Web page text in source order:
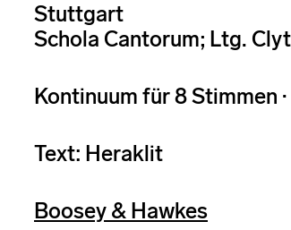
Stuttgart
Schola Cantorum; Ltg.
Kontinuum für 8 Stimmen
Text: Heraklit
Boosey & Hawkes